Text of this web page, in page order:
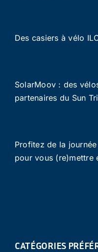
Des casiers à vélo
SolarMoov : des
partenaires du Sun
Profitez de la
pour vous (re)mettre
CATÉGORIES